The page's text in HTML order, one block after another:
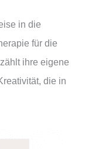
in die
für die
ihre eigene
die in